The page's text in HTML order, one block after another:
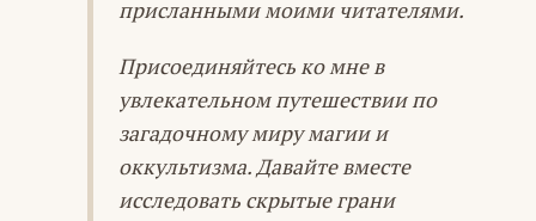
присланными моими читателями.
Присоединяйтесь ко мне в
увлекательном путешествии по
загадочному миру магии и
оккультизма. Давайте вместе
исследовать скрытые грани